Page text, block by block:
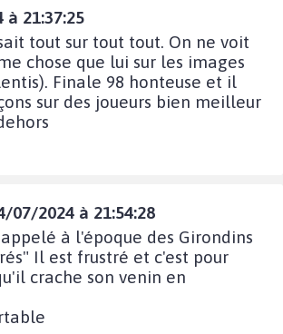
à 21:37:25
tout sur tout tout. On ne voit
chose que lui sur les images
Finale 98 honteuse et il
sur des joueurs bien meilleur
07/2024 à 21:54:28
à l'époque des Girondins
Il est frustré et c'est pour
crache son venin en